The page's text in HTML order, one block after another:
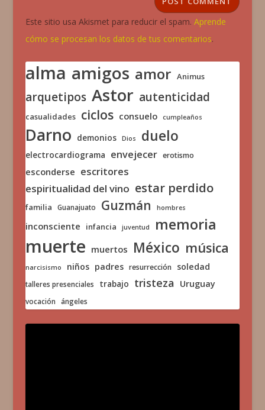
Este sitio usa Akismet para reducir el spam. Aprende
cómo se procesan los datos de tus comentarios.
alma amigos amor Animus
arquetipos Astor autenticidad
casualidades ciclos consuelo cumpleaños
Darno demonios Dios duelo
electrocardiograma envejecer erotismo
esconderse escritores
espiritualidad del vino estar perdido
familia Guanajuato Guzmán hombres
inconsciente infancia juventud memoria
muerte muertos México música
narcisismo niños padres resurrección soledad
talleres presenciales trabajo tristeza Uruguay
vocación ángeles